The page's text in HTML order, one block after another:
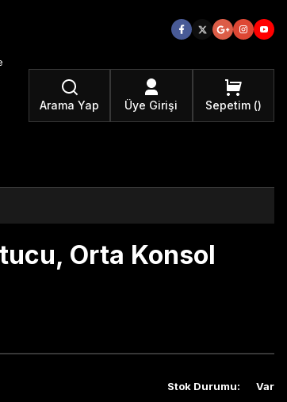
Arama Yap Üye Girişi Sepetim
Orta Konsol
Stok Durumu: Var